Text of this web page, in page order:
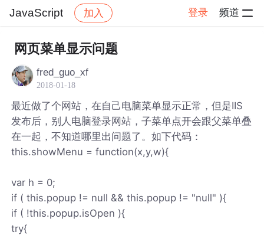
JavaScript 加入 登录 频道
社区 JavaScript 帖子详情
网页菜单显示问题
fred_guo_xf
2018-01-18
最近做了个网站，在自己电脑菜单显示正常，但是IIS
发布后，别人电脑登录网站，子菜单点开会跟父菜单叠
在一起，不知道哪里出问题了。如下代码：
this.showMenu = function(x,y,w){
var h = 0;
if ( this.popup != null && this.popup != "null" ){
if ( !this.popup.isOpen ){
try{